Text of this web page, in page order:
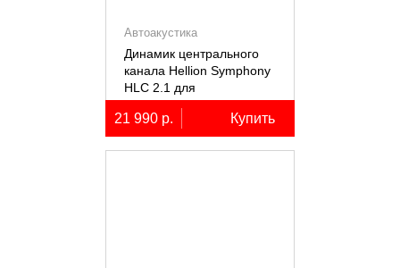
Автоакустика
Динамик центрального
канала Hellion Symphony
HLC 2.1 для
автомобилей Lixiang Li-
7/8/9
21 990 р. Купить